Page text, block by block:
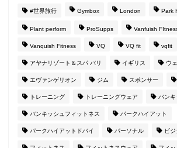
#世界旅行 Gymbox London Park
Plant perform ProSupps Vanfuish
Vanquish Fitness VQ VQ fit vqfit
アヤナリゾート＆スパ バリ イギリス ウ
エヴァンゲリオン ジム スポンサー
トレーニング トレーニングウェア バンキ
バンキッシュフィットネス パークハイアット
パークハイアットドバイ パーソナル ビ